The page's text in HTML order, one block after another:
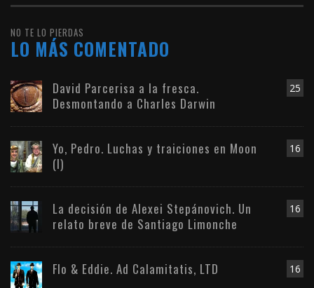
NO TE LO PIERDAS
LO MÁS COMENTADO
25
David Parcerisa a la fresca.
Desmontando a Charles Darwin
16
Yo, Pedro. Luchas y traiciones en Moon
(I)
16
La decisión de Alexei Stepánovich. Un
relato breve de Santiago Limonche
16
Flo & Eddie. Ad Calamitatis, LTD